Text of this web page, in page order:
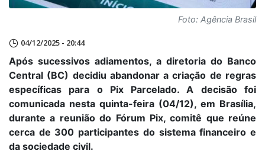
Foto: Agência Brasil
04/12/2025 - 20:44
Após sucessivos adiamentos, a diretoria do Banco
Central (BC) decidiu abandonar a criação de regras
específicas para o Pix Parcelado. A decisão foi
comunicada nesta quinta-feira (04/12), em Brasília,
durante a reunião do Fórum Pix, comitê que reúne
cerca de 300 participantes do sistema financeiro e
da sociedade civil.